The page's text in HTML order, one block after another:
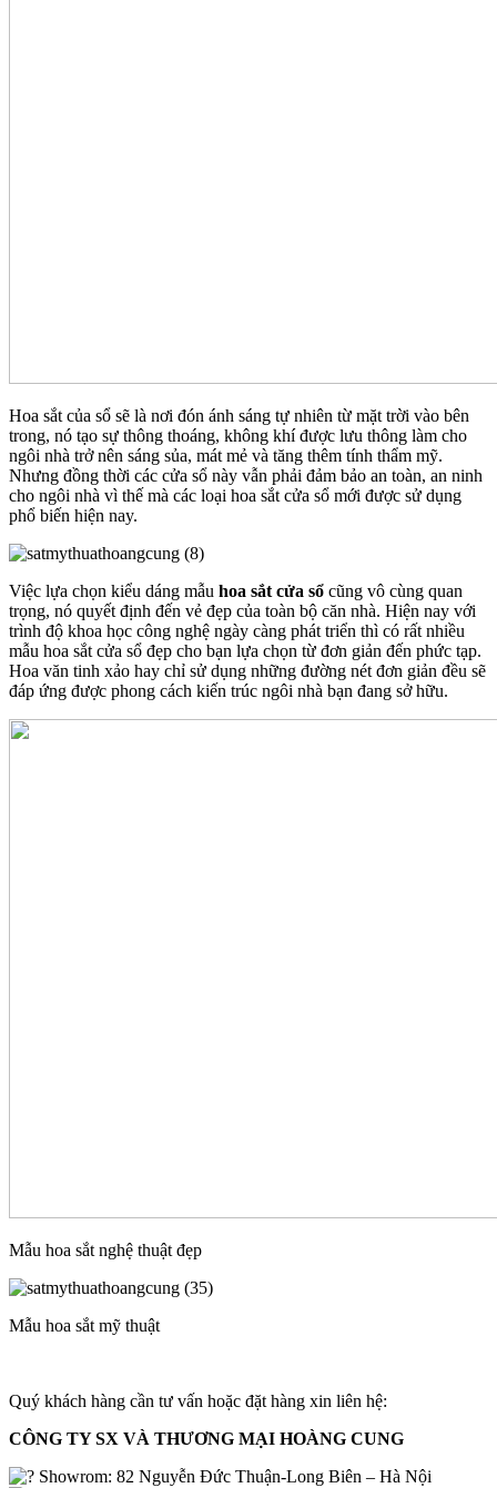
Hoa sắt của sổ sẽ là nơi đón ánh sáng tự nhiên từ mặt trời vào bên
trong, nó tạo sự thông thoáng, không khí được lưu thông làm cho
ngôi nhà trở nên sáng sủa, mát mẻ và tăng thêm tính thẩm mỹ.
Nhưng đồng thời các cửa sổ này vẫn phải đảm bảo an toàn, an ninh
cho ngôi nhà vì thế mà các loại hoa sắt cửa sổ mới được sử dụng
phổ biến hiện nay.
Việc lựa chọn kiểu dáng mẫu hoa sắt cửa sổ cũng vô cùng quan
trọng, nó quyết định đến vẻ đẹp của toàn bộ căn nhà. Hiện nay với
trình độ khoa học công nghệ ngày càng phát triển thì có rất nhiều
mẫu hoa sắt cửa sổ đẹp cho bạn lựa chọn từ đơn giản đến phức tạp.
Hoa văn tinh xảo hay chỉ sử dụng những đường nét đơn giản đều sẽ
đáp ứng được phong cách kiến trúc ngôi nhà bạn đang sở hữu.
Mẫu hoa sắt nghệ thuật đẹp
Mẫu hoa sắt mỹ thuật
Quý khách hàng cần tư vấn hoặc đặt hàng xin liên hệ:
CÔNG TY SX VÀ THƯƠNG MẠI HOÀNG CUNG
Showrom: 82 Nguyễn Đức Thuận-Long Biên – Hà Nội